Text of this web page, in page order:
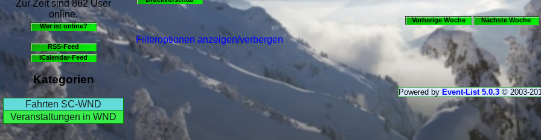
Zur Zeit sind 862 User
online.
Wer ist online?
RSS-Feed
iCalendar-Feed
Kategorien
Fahrten SC-WND
Veranstaltungen in WND
Vorherige Woche Nächste Woche
Filteroptionen anzeigen/verbergen
Powered by Event-List 5.0.3© 2003-